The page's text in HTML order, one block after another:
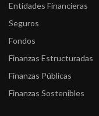
Entidades Financieras
Seguros
Fondos
Finanzas Estructuradas
Finanzas Públicas
Finanzas Sostenibles